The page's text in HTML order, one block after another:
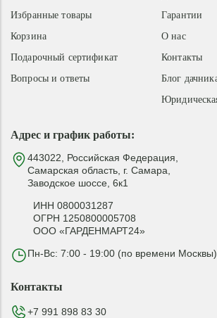
Адрес и график работы:
443022, Российская Федерация,
Самарская область, г. Самара,
Заводское шоссе, 6к1
ИНН 0800031287
ОГРН 1250800005708
ООО «ГАРДЕНМАРТ24»
Пн-Вс: 7:00 - 19:00 (по времени Москвы)
Гарантии
О нас
Контакты
Блог
Избранные товары
Корзина
Подарочный сертификат
Вопросы и ответы
Контакты
+7 991 898 83 30